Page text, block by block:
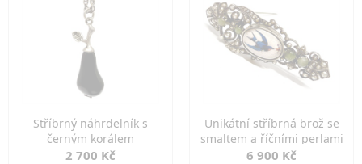
Stříbrný náhrdelník s
černým korálem
2 700 Kč
Unikátní stříbrná brož se
smaltem a říčními perlami
6 900 Kč